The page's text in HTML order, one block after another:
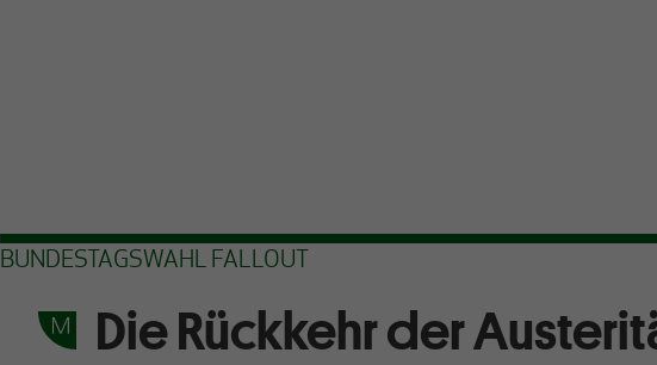
BUNDESTAGSWAHL FALLOUT
Die Rückkehr der